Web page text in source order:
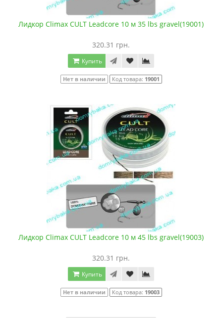
Лидкор Climax CULT Leadcore 10 м 35 lbs gravel(19001)
320.31 грн.
Купить
Нет в наличии Код товара: 19001
Лидкор Climax CULT Leadcore 10 м 45 lbs gravel(19003)
320.31 грн.
Купить
Нет в наличии Код товара: 19003